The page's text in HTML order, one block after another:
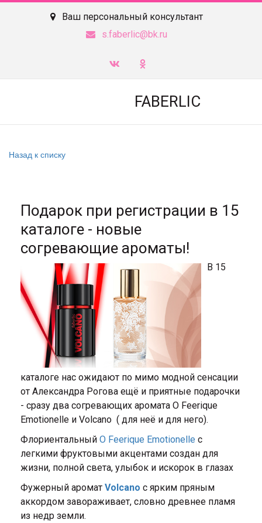
Ваш персональный консультант
s.faberlic@bk.ru
FABERLIC
Назад к списку
Подарок при регистрации в 15
каталоге - новые
согревающие ароматы!
В 15
каталоге нас ожидают по мимо модной сенсации
от Александра Рогова ещё и приятные подарочки
- сразу два согревающих аромата O Feerique
Emotionelle и Volcano ( для неё и для него).
Флориентальный O Feerique Emotionelle с
легкими фруктовыми акцентами создан для
жизни, полной света, улыбок и искорок в глазах
Фужерный аромат Volcano с ярким пряным
аккордом завораживает, словно древнее пламя
из недр земли.